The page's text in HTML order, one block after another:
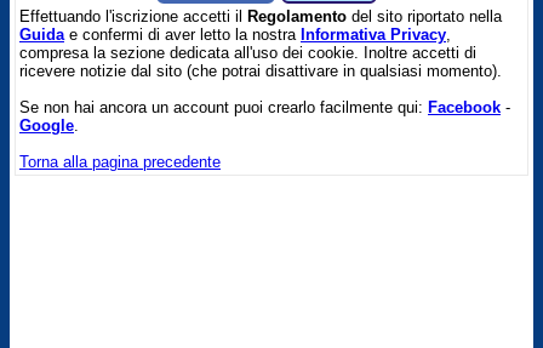
Effettuando l'iscrizione accetti il Regolamento del sito riportato nella
Guidae confermi di aver letto la nostra Informativa Privacy,
compresa la sezione dedicata all'uso dei cookie. Inoltre accetti di
ricevere notizie dal sito (che potrai disattivare in qualsiasi momento).
Se non hai ancora un account puoi crearlo facilmente qui: Facebook -
Google.
Torna alla pagina precedente